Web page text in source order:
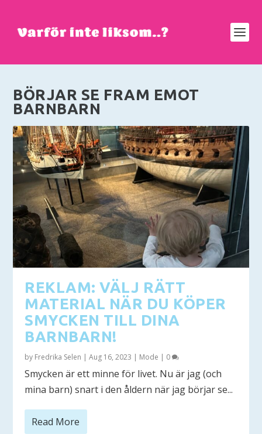
BÖRJAR SE FRAM EMOT
BARNBARN
REKLAM: VÄLJ RÄTT
MATERIAL NÄR DU KÖPER
SMYCKEN TILL DINA
BARNBARN!
by Fredrika Selen |Aug 16, 2023 | Mode | 0
Smycken är ett minne för livet. Nu är jag (och
mina barn) snart i den åldern när jag börjar se...
Read More